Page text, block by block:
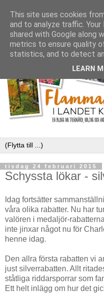
tisdag 24 februari 2015
Schyssta lökar -
Idag fortsätter
våra olika rabatter. Nu har
valören i medaljör-
inte jinxar något nu för
henne idag.
Den allra första rabatten vi
just silverrabatten. Allt
ståtliga riddarsporrar som
Ett helt inlägg om hur det
This site uses cookies
and to analyze traffic.
shared with Google along
metrics to ensure quality
statistics, and to detect
LEARN